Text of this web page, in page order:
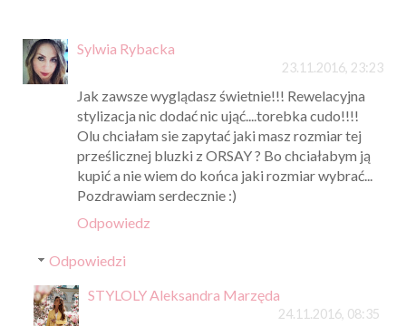
Sylwia Rybacka
23.11.2016, 23:23
Jak zawsze wyglądasz świetnie!!! Rewelacyjna
stylizacja nic dodać nic ująć....torebka cudo!!!!
Olu chciałam sie zapytać jaki masz rozmiar tej
prześlicznej bluzki z ORSAY ? Bo chciałabym ją
kupić a nie wiem do końca jaki rozmiar wybrać...
Pozdrawiam serdecznie :)
Odpowiedz
Odpowiedzi
STYLOLY Aleksandra Marzęda
24.11.2016, 08:35